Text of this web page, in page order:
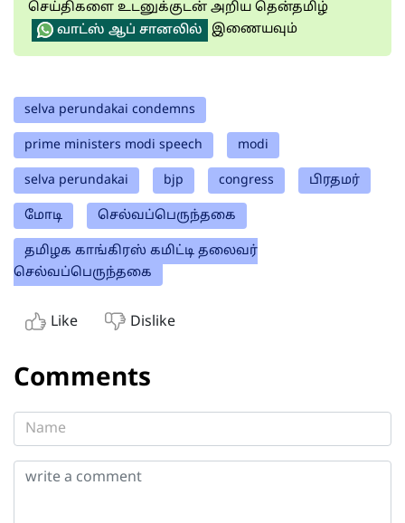
செய்திகளை உடனுக்குடன் அறிய தென்தமிழ்
வாட்ஸ் ஆப் சானலில்
இணையவும்
selva perundakai condemns
prime ministers modi speech modi
selva perundakai bjp congress பிரதமர்
மோடி செல்வப்பெருந்தகை
தமிழக காங்கிரஸ் கமிட்டி தலைவர்
செல்வப்பெருந்தகை
Like Dislike
Comments